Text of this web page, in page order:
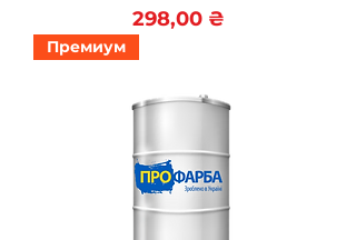
Цена
298,00 ₴
Премиум